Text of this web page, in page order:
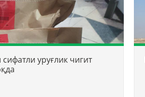
уруғлик чигит